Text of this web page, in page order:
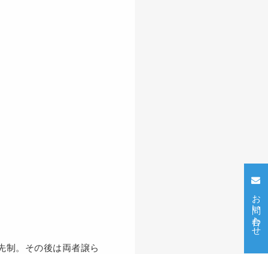
お問い合わせ
制。その後は両者譲ら